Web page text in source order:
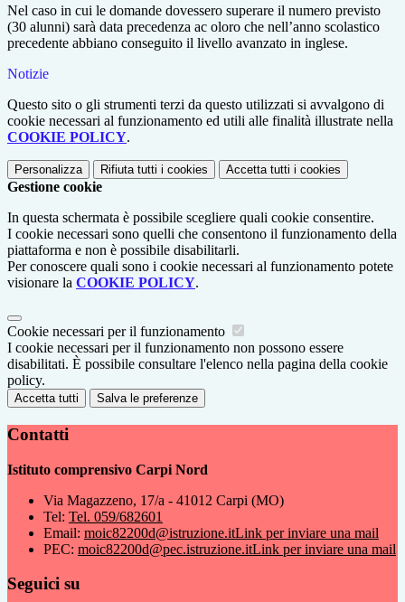
Nel caso in cui le domande dovessero superare il numero previsto
(30 alunni) sarà data precedenza ac oloro che nell’anno scolastico
precedente abbiano conseguito il livello avanzato in inglese.
Notizie
Questo sito o gli strumenti terzi da questo utilizzati si avvalgono di
cookie necessari al funzionamento ed utili alle finalità illustrate nella
COOKIE POLICY.
Personalizza Rifiuta tutti i cookies Accetta tutti i cookies
Gestione cookie
In questa schermata è possibile scegliere quali cookie consentire.
I cookie necessari sono quelli che consentono il funzionamento della
piattaforma e non è possibile disabilitarli.
Per conoscere quali sono i cookie necessari al funzionamento potete
visionare la COOKIE POLICY.
Cookie necessari per il funzionamento
I cookie necessari per il funzionamento non possono essere
disabilitati. È possibile consultare l'elenco nella pagina della cookie
policy.
Accetta tutti Salva le preferenze
Contatti
Istituto comprensivo Carpi Nord
Via Magazzeno, 17/a - 41012 Carpi (MO)
Tel: Tel. 059/682601
Email: moic82200d@istruzione.itLink per inviare una mail
PEC: moic82200d@pec.istruzione.itLink per inviare una mail
Seguici su